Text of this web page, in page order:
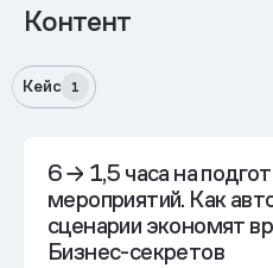
Контент
Кейс 1
6 → 1,5 часа на
мероприятий. Как
сценарии экономят
Бизнес-секретов